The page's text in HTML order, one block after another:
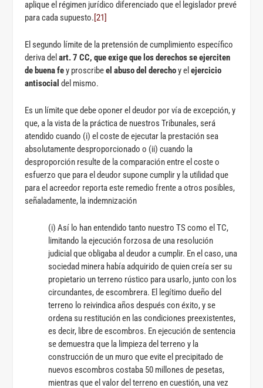
aplique el régimen jurídico diferenciado que el legislador prevé
para cada supuesto.[21]
El segundo límite de la pretensión de cumplimiento específico
deriva delart. 7 CC, que exige que los derechos se ejerciten
de buena fey proscribeel abuso del derechoy elejercicio
antisocial del mismo.
Es un límite que debe oponer el deudor por vía de excepción, y
que, a la vista de la práctica de nuestros Tribunales, será
atendido cuando (i) el coste de ejecutar la prestación sea
absolutamente desproporcionado o (ii) cuando la
desproporción resulte de la comparación entre el coste o
esfuerzo que para el deudor supone cumplir y la utilidad que
para el acreedor reporta este remedio frente a otros posibles,
señaladamente, la indemnización
(i) Así lo han entendido tanto nuestro TS como el TC,
limitando la ejecución forzosa de una resolución
judicial que obligaba al deudor a cumplir. En el caso, una
sociedad minera había adquirido de quien creía ser su
propietario un terreno rústico para usarlo, junto con los
circundantes, de escombrera. El legítimo dueño del
terreno lo reivindica años después con éxito, y se
ordena su restitución en las condiciones preexistentes,
es decir, libre de escombros. En ejecución de sentencia
se demuestra que la limpieza del terreno y la
construcción de un muro que evite el precipitado de
nuevos escombros costaba 50 millones de pesetas,
mientras que el valor del terreno en cuestión, una vez